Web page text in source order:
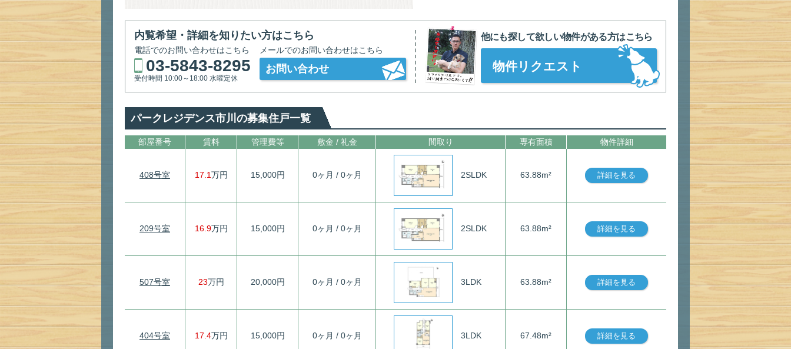
内覧希望・詳細を知りたい方はこちら
電話でのお問い合わせはこちら
03-5843-8295
受付時間 10:00～18:00 水曜定休
メールでのお問い合わせはこちら
お問い合わせ
他にも探して欲しい物件がある方はこちら
物件リクエスト
パークレジデンス市川の募集住戸一覧
部屋番号 賃料 管理費等 敷金 / 礼金 間取り 専有面積 物件詳細
408号室 17.1万円 15,000円 0ヶ月 / 0ヶ月 2SLDK 63.88m² 詳細を見る
209号室 16.9万円 15,000円 0ヶ月 / 0ヶ月 2SLDK 63.88m² 詳細を見る
507号室 23万円 20,000円 0ヶ月 / 0ヶ月 3LDK 63.88m² 詳細を見る
404号室 17.4万円 15,000円 0ヶ月 / 0ヶ月 3LDK 67.48m² 詳細を見る